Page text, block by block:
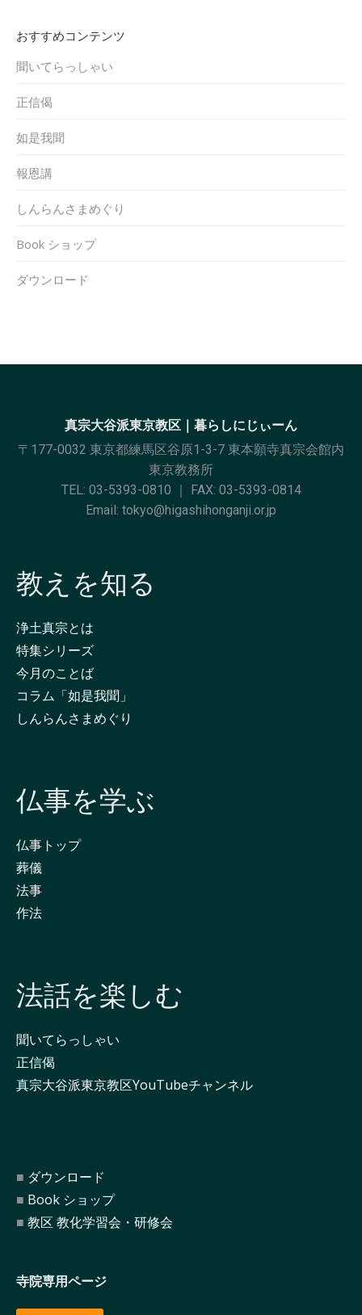
おすすめコンテンツ
聞いてらっしゃい
正信偈
如是我聞
報恩講
しんらんさまめぐり
Book ショップ
ダウンロード
真宗大谷派東京教区｜暮らしにじぃーん
〒177-0032 東京都練馬区谷原1-3-7 東本願寺真宗会館内
東京教務所
TEL: 03-5393-0810 ｜ FAX: 03-5393-0814
Email: tokyo@higashihonganji.or.jp
教えを知る
浄土真宗とは
特集シリーズ
今月のことば
コラム「如是我聞」
しんらんさまめぐり
仏事を学ぶ
仏事トップ
葬儀
法事
作法
法話を楽しむ
聞いてらっしゃい
正信偈
真宗大谷派東京教区YouTubeチャンネル
ダウンロード
Book ショップ
教区 教化学習会・研修会
寺院専用ページ